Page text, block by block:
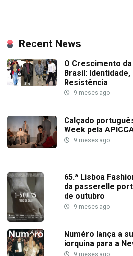
Recent News
O Crescimento da
Brasil:
Resistência
9 meses ago
Calçado
Week pela
9 meses ago
65.ª Lisboa
da passerelle
de outubro
9 meses ago
Numéro lança a
iorquina para a
9 meses ago